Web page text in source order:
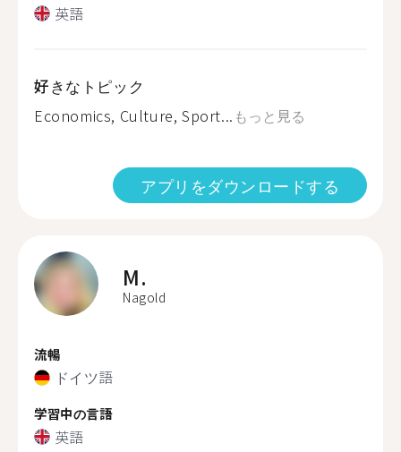
英語
好きなトピック
Economics, Culture, Sport... もっと見る
アプリをダウンロードする
M.
Nagold
流暢
ドイツ語
学習中の言語
英語